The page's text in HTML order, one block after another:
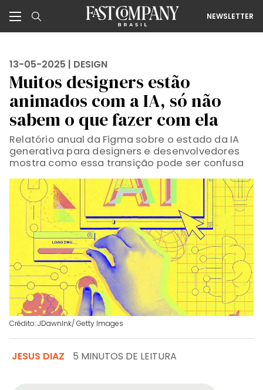
NEWSLETTER
13-05-2025 | DESIGN
Muitos designers estão
animados com a IA, só não
sabem o que fazer com ela
Relatório anual da Figma sobre o estado da IA
generativa para designers e desenvolvedores
mostra como essa transição pode ser confusa
Crédito: JDawnInk/ Getty Images
JESUS DIAZ 5 MINUTOS DE LEITURA